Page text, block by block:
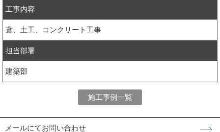
工事内容
鳶、土工、コンクリート工事
担当部署
建築部
施工事例一覧
メールにてお問い合わせ